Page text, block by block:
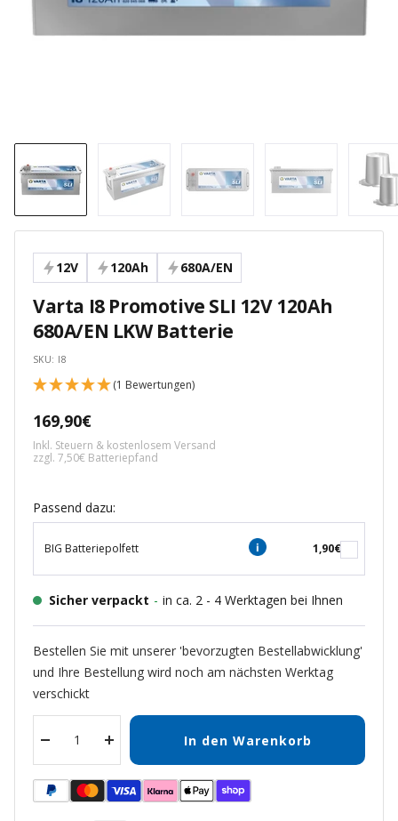
12V 120Ah 680A/EN
Varta I8 Promotive SLI 12V 120Ah
680A/EN LKW Batterie
SKU: I8
(1 Bewertungen)
Angebotspreis
169,90€
Inkl. Steuern & kostenlosem Versand
zzgl. 7,50€ Batteriepfand
Passend dazu:
BIG Batteriepolfett 1,90€
Sicher verpackt - in ca. 2 - 4 Werktagen bei Ihnen
Bestellen Sie mit unserer 'bevorzugten Bestellabwicklung'
und Ihre Bestellung wird noch am nächsten Werktag
verschickt
Menge
verringern
Menge
erhöhen
In den Warenkorb